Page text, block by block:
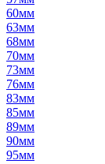
60мм
63мм
68мм
70мм
73мм
76мм
83мм
85мм
89мм
90мм
95мм